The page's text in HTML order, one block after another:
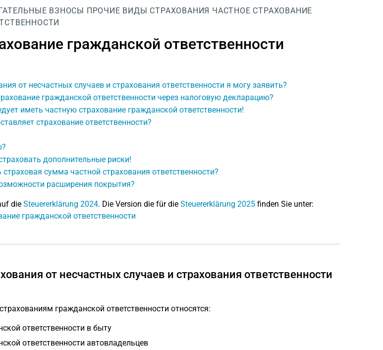
ВЗНОСЫ ПРОЧИЕ ВИДЫ СТРАХОВАНИЯ ЧАСТНОЕ СТРАХОВАНИЕ
гражданской ответственности
от несчастных случаев и страхования ответственности я могу заявить?
гражданской ответственности через налоговую декларацию?
иметь частную страхование гражданской ответственности!
страхование ответственности?
дополнительные риски!
сумма частной страхования ответственности?
расширения покрытия?
die Steuererklärung 2024. Die Version die für die Steuererklärung 2025finden Sie unter:
гражданской ответственности
от несчастных случаев и страхования ответственности
гражданской ответственности относятся:
ответственности в быту
ответственности автовладельцев